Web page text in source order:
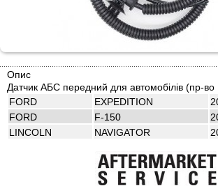
Опис
Датчик АБС передний для автомобілів (пр-во
FORD
EXPEDITION
FORD
F-150
LINCOLN
NAVIGATOR